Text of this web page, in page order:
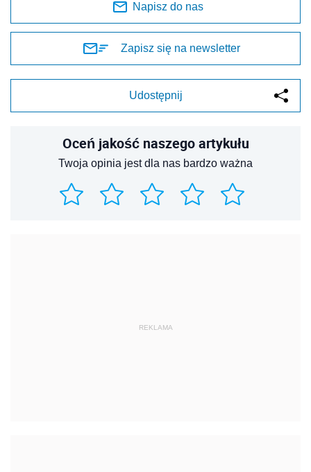
Napisz do nas
Zapisz się na newsletter
Udostępnij
Oceń jakość naszego artykułu
Twoja opinia jest dla nas bardzo ważna
REKLAMA